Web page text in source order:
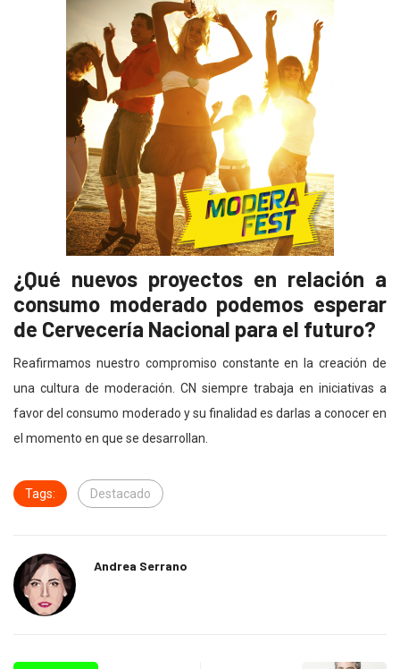
¿Qué nuevos proyectos en relación a
consumo moderado podemos esperar
de Cervecería Nacional para el futuro?
Reafirmamos nuestro compromiso constante en la creación de
una cultura de moderación. CN siempre trabaja en iniciativas a
favor del consumo moderado y su finalidad es darlas a conocer en
el momento en que se desarrollan.
Tags: Destacado
Andrea Serrano